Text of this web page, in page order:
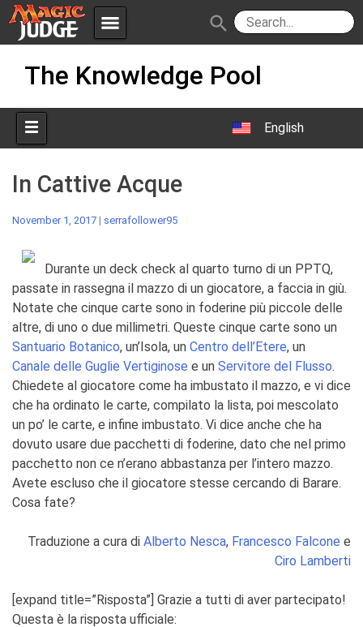
menu
Apps JudgeApps
Forum
Judges
Policies IPG
JAR
search
The Knowledge Pool
English
In Cattive Acque
November 1, 2017 | serrafollower95
Durante un deck check al quarto turno di un PPTQ,
passate in rassegna il mazzo di un giocatore, a faccia in giù.
Notate che cinque carte sono in foderine più piccole delle
altre, di uno o due millimetri. Queste cinque carte sono un
Santuario Botanico, un’Isola, un Centro dell’Etere, un
Canale delle Guglie Vertiginose e un Servitore del Flusso.
Chiedete al giocatore come ha imbustato il mazzo, e vi dice
che ha ordinato le carte, compilato la lista, poi mescolato
un po’ le carte, e infine imbustato. Vi dice anche che ha
dovuto usare due pacchetti di foderine, dato che nel primo
pacchetto non ce n’erano abbastanza per l’intero mazzo.
Avete escluso che il giocatore stesse cercando di Barare.
Cosa fate?
Traduzione a cura di Alberto Nesca, Francesco Falcone e
Ciro Lamberti
[expand title=”Risposta”] Grazie a tutti di aver partecipato!
Questa è la risposta ufficiale: